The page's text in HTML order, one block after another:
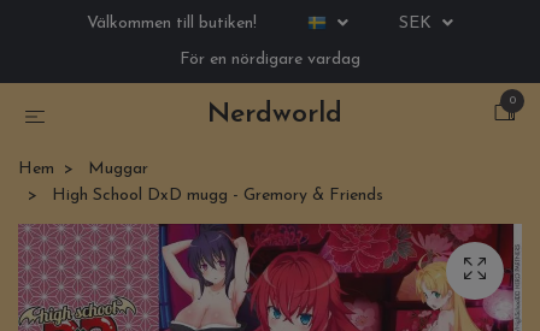
Välkommen till butiken!
SEK
För en nördigare vardag
Nerdworld
0
Hem
Muggar
High School DxD mugg - Gremory & Friends